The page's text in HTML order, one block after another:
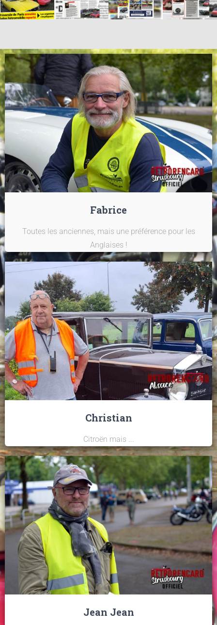
Fabrice
Toutes les anciennes, mais une préférence pour les
Anglaises !
Christian
Citroën mais ...
Jean Jean